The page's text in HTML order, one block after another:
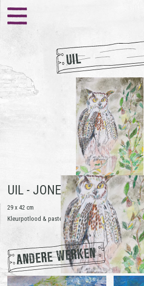
UIL
UIL - JONET DANIËLS
29 x 42 cm
Kleurpotlood & pastelkrijt op papier | 2019
ANDERE WERKEN